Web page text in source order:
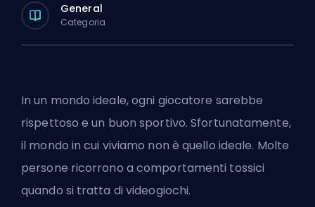
General
Categoria
In un mondo ideale, ogni giocatore sarebbe
rispettoso e un buon sportivo. Sfortunatamente,
il mondo in cui viviamo non è quello ideale. Molte
persone ricorrono a comportamenti tossici
quando si tratta di videogiochi.